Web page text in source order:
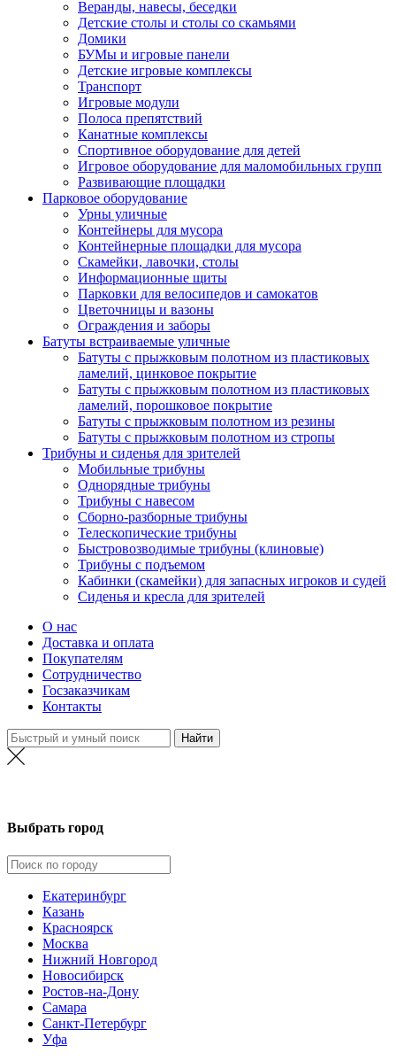
Веранды, навесы, беседки
Детские столы и столы со скамьями
Домики
БУМы и игровые панели
Детские игровые комплексы
Транспорт
Игровые модули
Полоса препятствий
Канатные комплексы
Спортивное оборудование для детей
Игровое оборудование для маломобильных групп
Развивающие площадки
Парковое оборудование
Урны уличные
Контейнеры для мусора
Контейнерные площадки для мусора
Скамейки, лавочки, столы
Информационные щиты
Парковки для велосипедов и самокатов
Цветочницы и вазоны
Ограждения и заборы
Батуты встраиваемые уличные
Батуты с прыжковым полотном из пластиковых
ламелий, цинковое покрытие
Батуты с прыжковым полотном из пластиковых
ламелий, порошковое покрытие
Батуты с прыжковым полотном из резины
Батуты с прыжковым полотном из стропы
Трибуны и сиденья для зрителей
Мобильные трибуны
Однорядные трибуны
Трибуны с навесом
Сборно-разборные трибуны
Телескопические трибуны
Быстровозводимые трибуны (клиновые)
Трибуны с подъемом
Кабинки (скамейки) для запасных игроков и судей
Сиденья и кресла для зрителей
О нас
Доставка и оплата
Покупателям
Сотрудничество
Госзаказчикам
Контакты
Выбрать город
Екатеринбург
Казань
Красноярск
Москва
Нижний Новгород
Новосибирск
Ростов-на-Дону
Самара
Санкт-Петербург
Уфа